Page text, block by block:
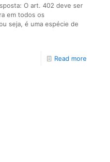
O art. 402 deve ser
em todos os
seja, é uma espécie de
Read more